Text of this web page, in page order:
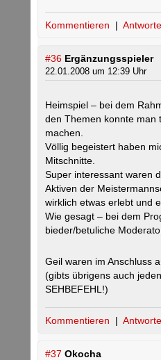
Kommentieren |
#36 Ergänzungsspieler
22.01.2008 um 12:39 Uhr
Heimspiel – bei dem
den Themen konnte man
machen.
Völlig begeistert haben
Mitschnitte.
Super interessant waren
Aktiven der
wirklich etwas erlebt und
Wie gesagt – bei dem
bieder/betuliche
Geil waren im Anschluss
(gibts übrigens auch
SEHBEFEHL!)
Kommentieren |
#37 Okocha